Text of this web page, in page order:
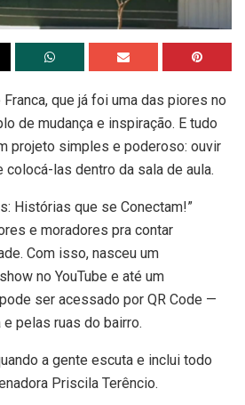
que já foi uma das piores no
de mudança e inspiração. E tudo
projeto simples e poderoso: ouvir
las dentro da sala de aula.
Histórias que se Conectam!”
e moradores pra contar
Com isso, nasceu um
no YouTube e até um
ser acessado por QR Code —
pelas ruas do bairro.
a gente escuta e inclui todo
Priscila Terêncio.